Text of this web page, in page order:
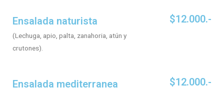
Ensalada naturista
(Lechuga, apio, palta, zanahoria, atún y
crutones).
$12.000.-
Ensalada mediterranea $12.000.-